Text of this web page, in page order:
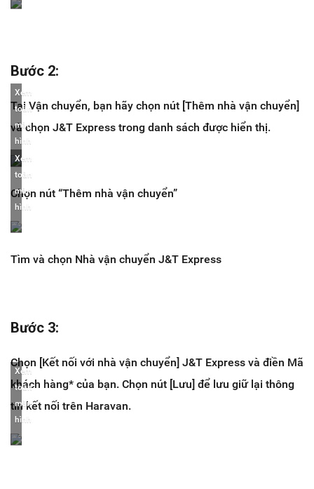
Bước 2:
Tại Vận chuyển, bạn hãy chọn nút [Thêm nhà vận chuyển]
và chọn J&T Express trong danh sách được hiển thị.
Xem
toàn
màn
hình
Chọn nút “Thêm nhà vận chuyển”
Xem
toàn
màn
hình
Tìm và chọn Nhà vận chuyển J&T Express
Bước 3:
Chọn [Kết nối với nhà vận chuyển] J&T Express và điền Mã
khách hàng* của bạn. Chọn nút [Lưu] để lưu giữ lại thông
tin kết nối trên Haravan.
Xem
toàn
màn
hình